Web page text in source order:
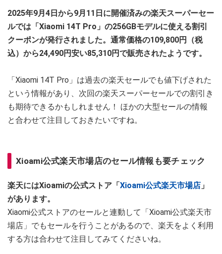
2025年9月4日から9月11日に開催済みの楽天スーパーセー
ルでは「Xiaomi 14T Pro」の256GBモデルに使える割引
クーポンが発行されました。通常価格の109,800円（税
込）から24,490円安い85,310円で販売されたようです。
「Xiaomi 14T Pro」は過去の楽天セールでも値下げされた
という情報があり、次回の楽天スーパーセールでの割引き
も期待できるかもしれません！ ほかの大型セールの情報
と合わせて注目しておきたいですね。
Xioami公式楽天市場店のセール情報も要チェック
楽天にはXioamiの公式ストア「Xioami公式楽天市場店 」
があります。
Xiaomi公式ストアのセールと連動して「Xioami公式楽天市
場店」でもセールを行うことがあるので、楽天をよく利用
する方は合わせて注目してみてくださいね。